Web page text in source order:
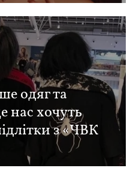
одяг та
нас хочуть
з «ЧВК